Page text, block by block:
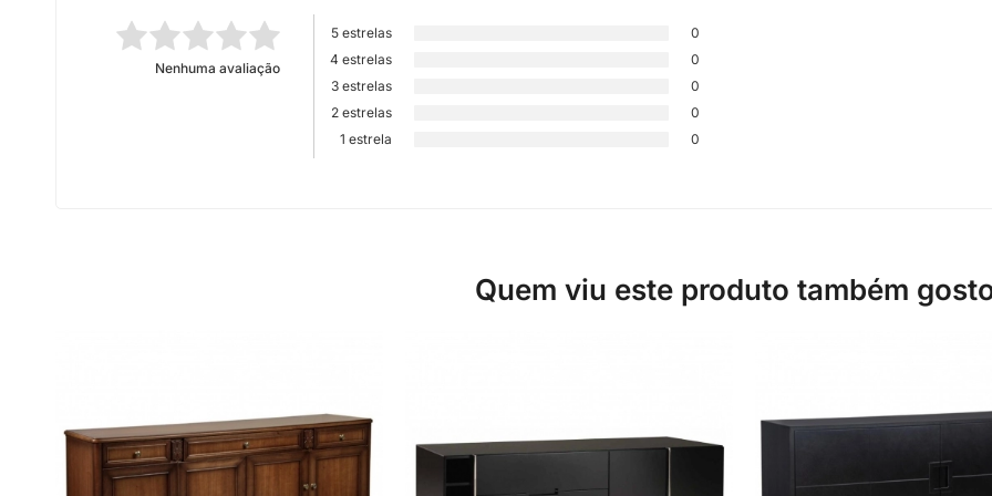
Nenhuma avaliação
5 estrelas
0
4 estrelas
0
3 estrelas
0
2 estrelas
0
1 estrela
0
Quem viu este produto também